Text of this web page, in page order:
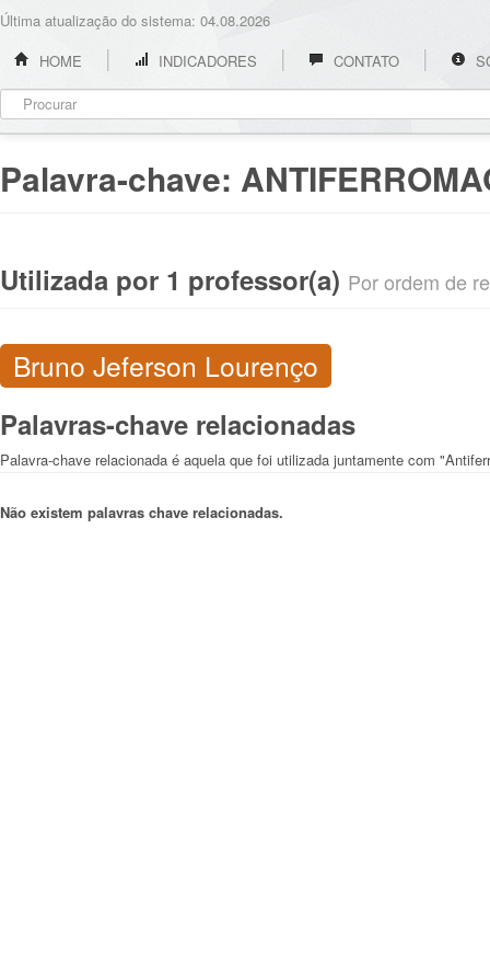
Última atualização do sistema: 04.08.2026
HOME
INDICADORES CONTATO
Palavra-chave:
Utilizada por 1 professor(a) Por ordem de
Bruno Jeferson Lourenço
Palavras-chave relacionadas
Palavra-chave relacionada é aquela que foi utilizada juntamente com
Não existem palavras chave relacionadas.